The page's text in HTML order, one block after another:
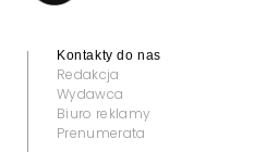
Kontakty do nas
Redakcja
Wydawca
Biuro reklamy
Prenumerata